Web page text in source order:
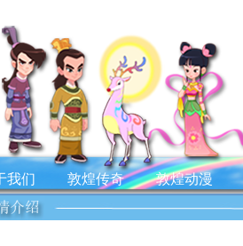
我们 敦煌传奇 敦煌动漫